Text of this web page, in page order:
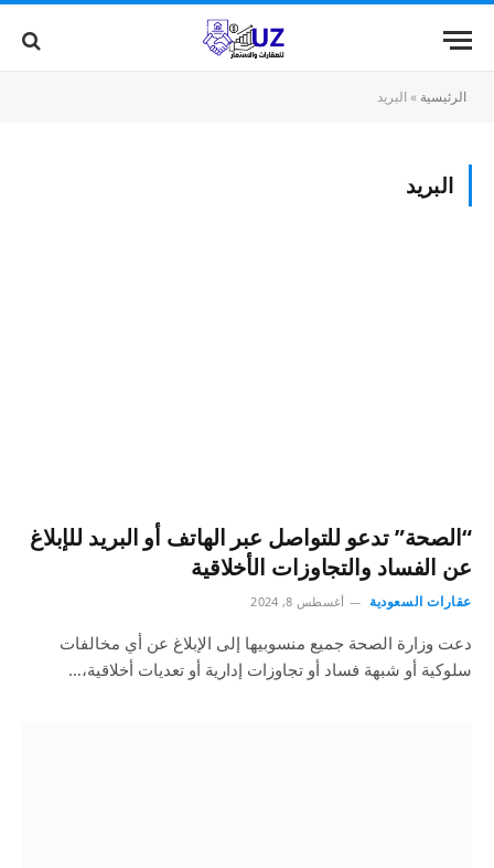
الرئيسية » البريد
البريد
“الصحة” تدعو للتواصل عبر الهاتف أو البريد للإبلاغ
عن الفساد والتجاوزات الأخلاقية
عقارات السعودية أغسطس 8, 2024
دعت وزارة الصحة جميع منسوبيها إلى الإبلاغ عن أي مخالفات
سلوكية أو شبهة فساد أو تجاوزات إدارية أو تعديات أخلاقية،…